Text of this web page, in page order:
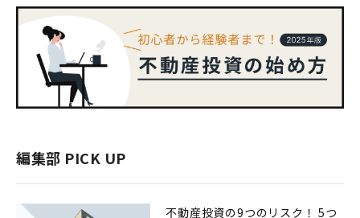
編集部 PICK UP
不動産投資の9つのリスク！ 5つ